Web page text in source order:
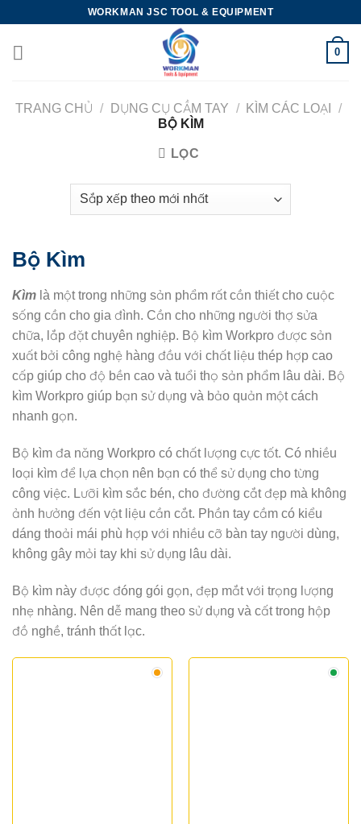
content
WORKMAN JSC TOOL & EQUIPMENT
0
TRANG CHỦ / DỤNG CỤ CẦM TAY / KÌM CÁC LOẠI
/
BỘ KÌM
LỌC
Bộ Kìm
Kìm là một trong những sản phẩm rất cần thiết cho cuộc
sống cần cho gia đình. Cần cho những người thợ sửa
chữa, lắp đặt chuyên nghiệp. Bộ kìm Workpro được sản
xuất bởi công nghệ hàng đầu với chất liệu thép hợp cao
cấp giúp cho độ bền cao và tuổi thọ sản phẩm lâu dài. Bộ
kìm Workpro giúp bạn sử dụng và bảo quản một cách
nhanh gọn.
Bộ kìm đa năng Workpro có chất lượng cực tốt. Có nhiều
loại kìm để lựa chọn nên bạn có thể sử dụng cho từng
công việc. Lưỡi kìm sắc bén, cho đường cắt đẹp mà không
ảnh hưởng đến vật liệu cần cắt. Phần tay cầm có kiểu
dáng thoải mái phù hợp với nhiều cỡ bàn tay người dùng,
không gây mỏi tay khi sử dụng lâu dài.
Bộ kìm này được đóng gói gọn, đẹp mắt với trọng lượng
nhẹ nhàng. Nên dễ mang theo sử dụng và cất trong hộp
đồ nghề, tránh thất lạc.